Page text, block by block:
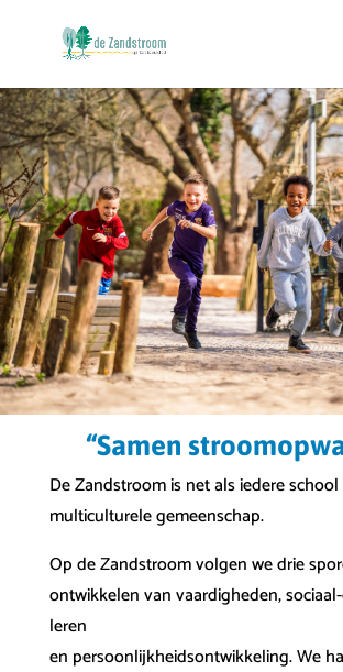
“Samen
De Zandstroom is net als iedere school
multiculturele gemeenschap.
Op de Zandstroom volgen we drie
ontwikkelen van vaardigheden,
leren
en persoonlijkheidsontwikkeling. We